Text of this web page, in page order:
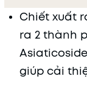
Chiết xuất
ra 2 thành
giúp cải